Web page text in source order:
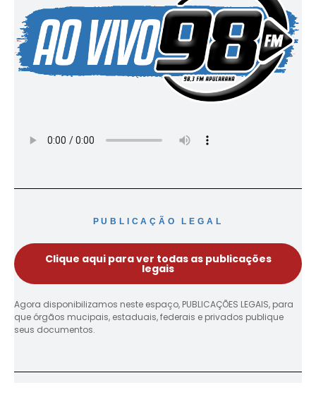
PUBLICAÇÃO LEGAL
Clique aqui para ver todas as publicações
legais
Agora disponibilizamos neste espaço, PUBLICAÇÕES LEGAIS, para
que órgãos mucipais, estaduais, federais e privados publique
seus documentos.